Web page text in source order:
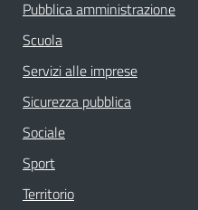
Pubblica amministrazione
Scuola
Servizi alle imprese
Sicurezza pubblica
Sociale
Sport
Territorio